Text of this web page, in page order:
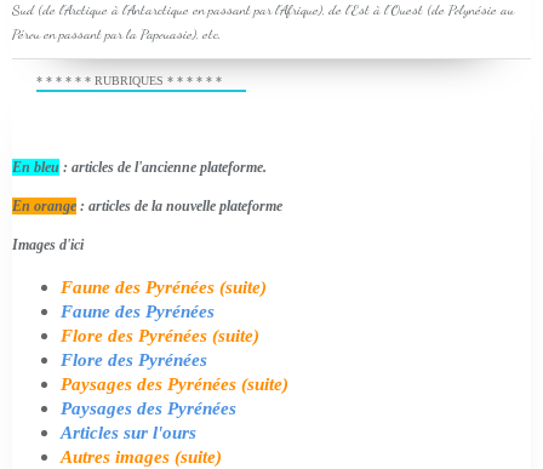
Sud (de l'Arctique à l'Antarctique en passant par l'Afrique), de l'Est à l'Ouest (de Polynésie au
Pérou en passant par la Papouasie), etc.
* * * * * * RUBRIQUES * * * * * *
En bleu : articles de l'ancienne plateforme.
En orange : articles de la nouvelle plateforme
Images d'ici
Faune des Pyrénées (suite)
Faune des Pyrénées
Flore des Pyrénées (suite)
Flore des Pyrénées
Paysages des Pyrénées (suite)
Paysages des Pyrénées
Articles sur l'ours
Autres images (suite)